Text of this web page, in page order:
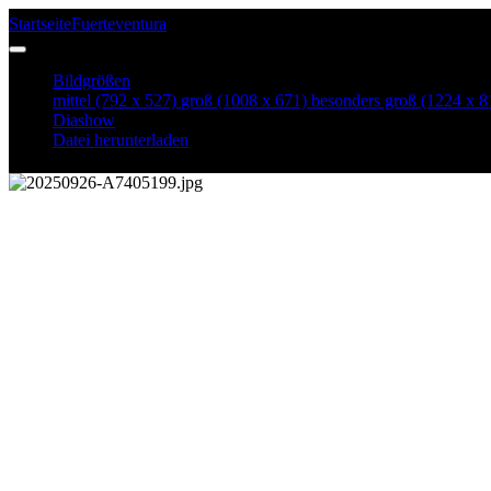
StartseiteFuerteventura
Bildgrößen
mittel (792 x 527) groß (1008 x 671) besonders groß (1224 x
Diashow
Datei herunterladen